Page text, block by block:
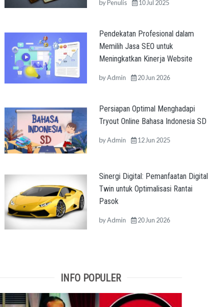
byPenulis 10 Jul 2025
Pendekatan Profesional dalam
Memilih Jasa SEO untuk
Meningkatkan Kinerja Website
byAdmin 20 Jun 2026
Persiapan Optimal Menghadapi
Tryout Online Bahasa Indonesia SD
byAdmin 12 Jun 2025
Sinergi Digital: Pemanfaatan Digital
Twin untuk Optimalisasi Rantai
Pasok
byAdmin 20 Jun 2026
INFO POPULER